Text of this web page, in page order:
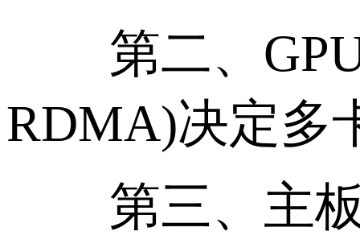
第二、GPU
RDMA)决定多
第三、主板